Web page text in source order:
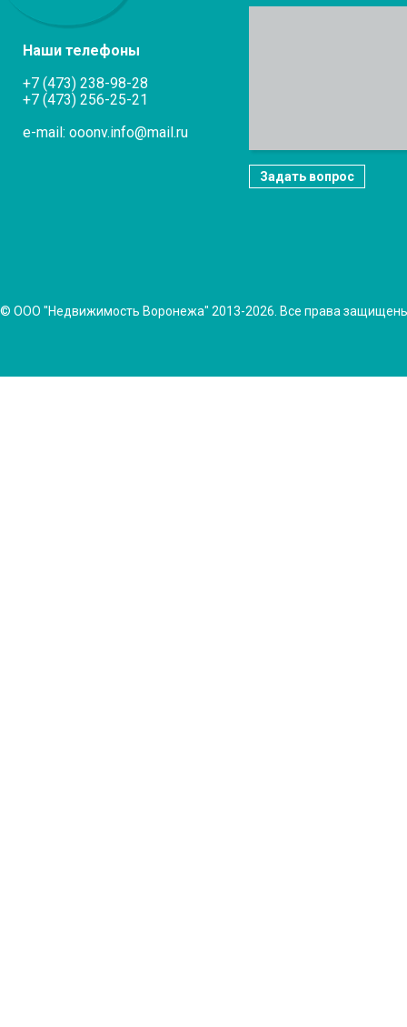
Наши телефоны
+7 (473) 238-98-28
+7 (473) 256-25-21
e-mail: ooonv.info@mail.ru
Задать вопрос
© ООО "Недвижимость Воронежа" 2013-2026. Все права